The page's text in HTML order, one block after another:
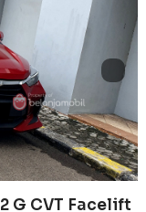
G CVT Facelift